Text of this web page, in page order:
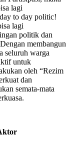
lagi
to day politic!
lagi
politik dan
membangun
seluruh warga
untuk
oleh “Rezim
dan
semata-mata